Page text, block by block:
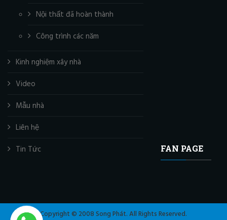
Nội thất đã hoàn thành
Công trình các năm
Kinh nghiệm xây nhà
Video
Mẫu nhà
Liên hệ
Tin Tức
FAN PAGE
Copyright © 2008 Song Phát. All Rights Reserved.